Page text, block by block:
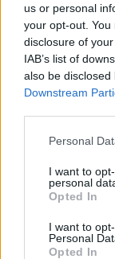
us or personal
your opt-out.
disclosure of
IAB’s list of
also be
Downstream
Please note that
not limited to
grant or deny
use your data
consent section.
Personal
I want to
personal
Opted In
I want to
Personal
Opted In
A szezon
is keveredett,
ami miatt az
büntetőpontot
eltiltást von
ki kell hagynia
Melbourne-ben.
EZEKET